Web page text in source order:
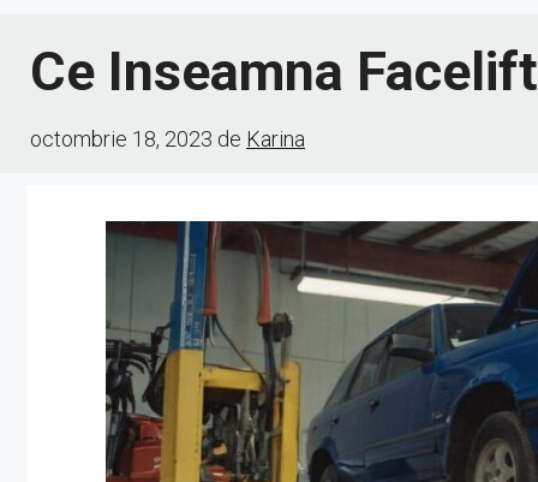
Ce Inseamna
octombrie 18, 2023 de Karina